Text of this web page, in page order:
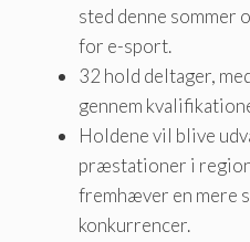
sted denne sommer
for e-sport.
32 hold deltager,
gennem
Holdene vil blive
præstationer i
fremhæver en mere
konkurrencer.